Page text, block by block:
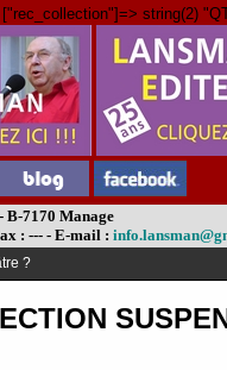
string(2)
B-7170 Manage
: --- - E-mail :
?